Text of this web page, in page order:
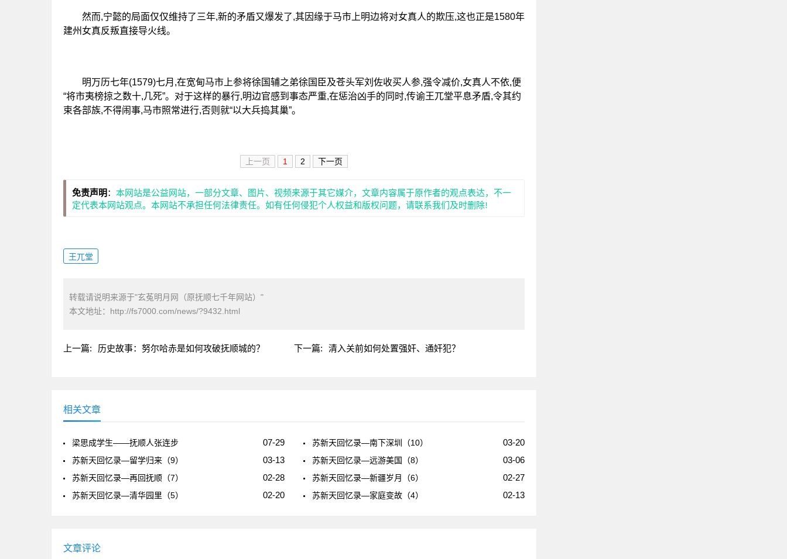
然而,宁懿的局面仅仅维持了三年,新的矛盾又爆发了,其因缘于马市上明边将对女真人的欺压,这也正是1580年
建州女真反叛直接导火线。
明万历七年(1579)七月,在宽甸马市上参将徐国辅之弟徐国臣及苍头军刘佐收买人参,强令减价,女真人不依,便
“将市夷榜掠之数十,几死”。对于这样的暴行,明边官感到事态严重,在惩治凶手的同时,传谕王兀堂平息矛盾,令其约
束各部族,不得闹事,马市照常进行,否则就“以大兵捣其巢”。
上一页 1 2 下一页
免责声明 ： 本网站是公益网站，一部分文章、图片、视频来源于其它媒介，文章内容属于原作者的观点表达，不一
定代表本网站观点。本网站不承担任何法律责任。如有任何侵犯个人权益和版权问题，请联系我们及时删除!
王兀堂
转载请说明来源于"玄菟明月网（原抚顺七千年网站）"
本文地址： http://fs7000.com/news/?9432.html
上一篇: 历史故事：努尔哈赤是如何攻破抚顺城的？ 下一篇: 清入关前如何处置强奸、通奸犯？
相关文章
07-29
梁思成学生——抚顺人张连步 03-20
苏新天回忆录—南下深圳（10）
03-13
苏新天回忆录—留学归来（9） 03-06
苏新天回忆录—远游美国（8）
02-28
苏新天回忆录—再回抚顺（7） 02-27
苏新天回忆录—新疆岁月（6）
02-20
苏新天回忆录—清华园里（5） 02-13
苏新天回忆录—家庭变故（4）
文章评论